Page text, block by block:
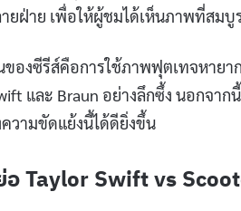
ยฝ่าย เพื่อให้ผู้ชมได้เห็นภาพที่สม
ของซีรีส์คือการใช้ภาพฟุตเทจหาย
และ Braun อย่างลึกซึ้ง นอกจา
วามขัดแย้งนี้ได้ดียิ่งขึ้น
อ Taylor Swift vs